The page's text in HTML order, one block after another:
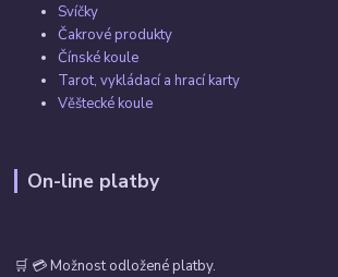
Svíčky
Čakrové produkty
Čínské koule
Tarot, vykládací a hrací karty
Věštecké koule
On-line platby
🛒 💳 Možnost odložené platby.